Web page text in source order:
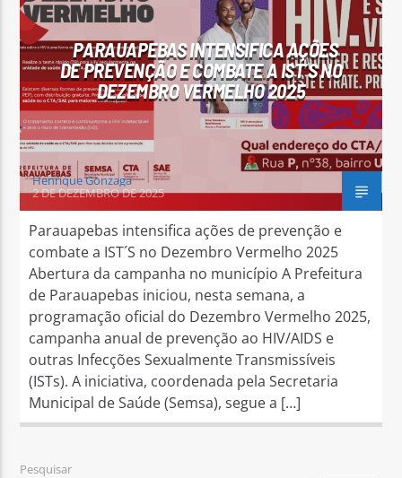
Arara Azul FM
PARAUAPEBAS INTENSIFICA AÇÕES
DE PREVENÇÃO E COMBATE A IST´S NO
DEZEMBRO VERMELHO 2025
Henrique Gonzaga
2 DE DEZEMBRO DE 2025
Parauapebas intensifica ações de prevenção e
combate a IST´S no Dezembro Vermelho 2025
Abertura da campanha no município A Prefeitura
de Parauapebas iniciou, nesta semana, a
programação oficial do Dezembro Vermelho 2025,
campanha anual de prevenção ao HIV/AIDS e
outras Infecções Sexualmente Transmissíveis
(ISTs). A iniciativa, coordenada pela Secretaria
Municipal de Saúde (Semsa), segue a […]
Pesquisar